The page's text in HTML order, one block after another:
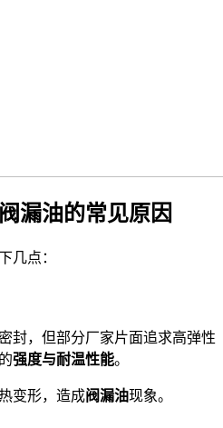
漏油的常见原因
几点：
封，但部分厂家片面追求高弹性
强度与耐温性能。
变形，造成阀漏油现象。